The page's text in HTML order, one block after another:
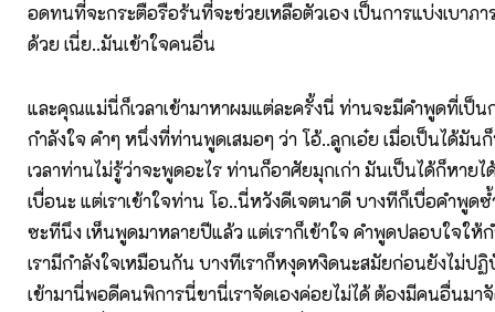
อดทนที่จะกระตือรือร้นที่จะช่วยเหลือตัวเอง เป็นการแบ่งเบาภ
ด้วย เนี่ย..มันเข้าใจคนอื่น
และคุณแม่นี่ก็เวลาเข้ามาหาผมแต่ละครั้งนี่ ท่านจะมีคำพูดที่เป็
กำลังใจ คำๆ หนึ่งที่ท่านพูดเสมอๆ ว่า โอ้..ลูกเอ๋ย เมื่อเป็นได้มัน
เวลาท่านไม่รู้ว่าจะพูดอะไร ท่านก็อาศัยมุกเก่า มันเป็นได้ก็หายไ
เบื่อนะ แต่เราเข้าใจท่าน โอ..นี่หวังดีเจตนาดี บางทีก็เบื่อคำพูด
ซะทีนึง เห็นพูดมาหลายปีแล้ว แต่เราก็เข้าใจ คำพูดปลอบใจให้ก
เรามีกำลังใจเหมือนกัน บางทีเราก็หงุดหงิดนะสมัยก่อนยังไม่ป
เข้ามานี่พอดีคนพิการนี่ขานี่เราจัดเองค่อยไม่ได้ ต้องมีคนอื่นมาจั